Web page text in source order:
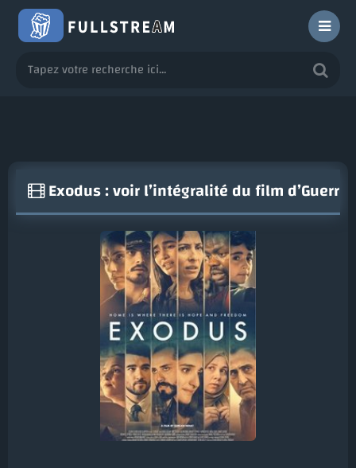
Exodus : voir l’intégralité du film d’Guerre,